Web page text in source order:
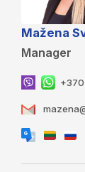
Mažena
Manager